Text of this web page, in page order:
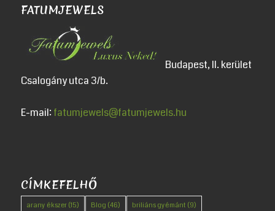
FATUMJEWELS
Budapest, II. kerület
Csalogány utca 3/b.
E-mail: fatumjewels@fatumjewels.hu
CÍMKEFELHŐ
arany ékszer(15) Blog (46) briliáns gyémánt (9)